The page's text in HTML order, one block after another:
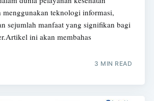
menggunakan teknologi informasi,
sejumlah manfaat yang signifikan bagi
ini akan membahas
3 MIN READ